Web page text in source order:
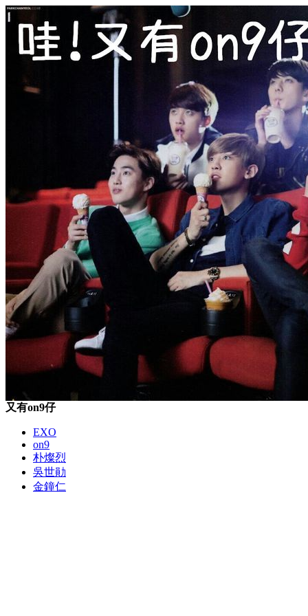
又有on9仔
EXO
on9
朴燦烈
吳世勛
金鐘仁